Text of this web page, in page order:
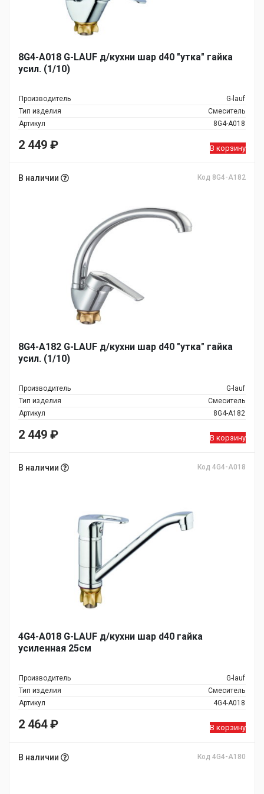
8G4-A018 G-LAUF д/кухни шар d40 "утка" гайка
усил. (1/10)
Производитель
G-lauf
Тип изделия
Смеситель
Артикул
8G4-A018
2 449 ₽ В корзину
В наличии Код 8G4-A182
8G4-A182 G-LAUF д/кухни шар d40 "утка" гайка
усил. (1/10)
Производитель
G-lauf
Тип изделия
Смеситель
Артикул
8G4-A182
2 449 ₽ В корзину
В наличии Код 4G4-A018
4G4-A018 G-LAUF д/кухни шар d40 гайка
усиленная 25см
Производитель
G-lauf
Тип изделия
Смеситель
Артикул
4G4-A018
2 464₽ В корзину
В наличии Код 4G4-A180